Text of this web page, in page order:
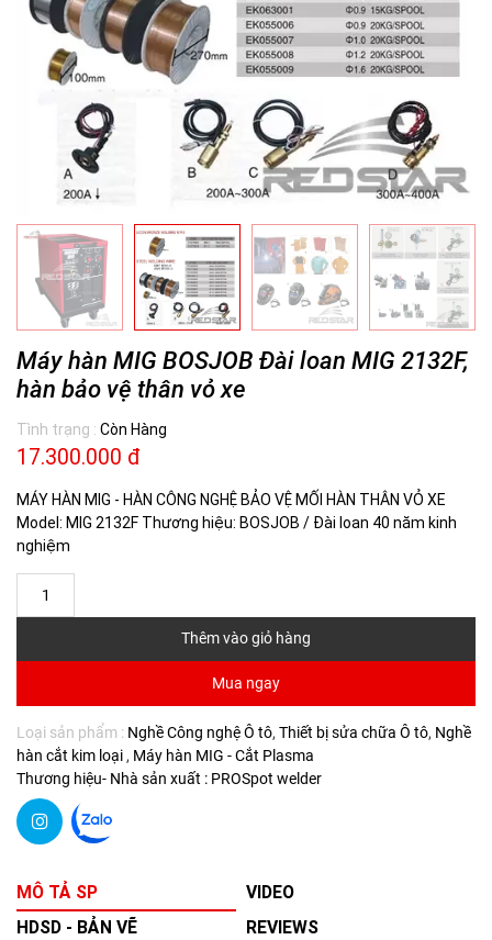
Máy hàn MIG BOSJOB Đài loan MIG 2132F,
hàn bảo vệ thân vỏ xe
Tình trạng : Còn Hàng
17.300.000 đ
MÁY HÀN MIG - HÀN CÔNG NGHỆ BẢO VỆ MỐI HÀN THÂN VỎ XE
Model: MIG 2132F Thương hiệu: BOSJOB / Đài loan 40 năm kinh
nghiệm
Thêm vào giỏ hàng
Mua ngay
Loại sản phẩm : Nghề Công nghệ Ô tô Thiết bị sửa chữa Ô tô Nghề
hàn cắt kim loại
Máy hàn MIG - Cắt Plasma
Thương hiệu- Nhà sản xuất : PROSpot welder
MÔ TẢ SP
VIDEO
HDSD - BẢN VẼ
REVIEWS